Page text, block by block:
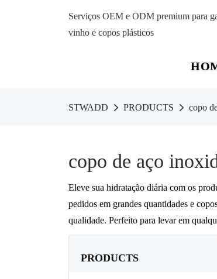
Serviços OEM e ODM premium para
vinho e copos plásticos
STWADD PRODUCTS copo
copo de aço
Eleve sua hidratação diária com os
pedidos em grandes quantidades e
qualidade. Perfeito para levar em
PRODUCTS